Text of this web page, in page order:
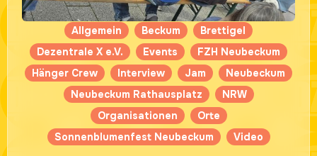
Allgemein Beckum
Brettigel
Dezentrale X e.V.
Events
FZH Neubeckum
Hänger Crew
Interview Jam
Neubeckum
Neubeckum Rathausplatz
NRW
Organisationen
Orte
Sonnenblumenfest Neubeckum
Video